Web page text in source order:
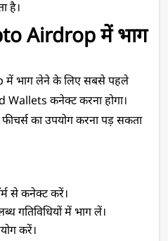
है।
Airdrop में भाग
भाग लेने के लिए सबसे पहले
कनेक्ट करना होगा।
का उपयोग करना पड़ सकता
से कनेक्ट करें।
गतिविधियों में भाग लें।
करें।